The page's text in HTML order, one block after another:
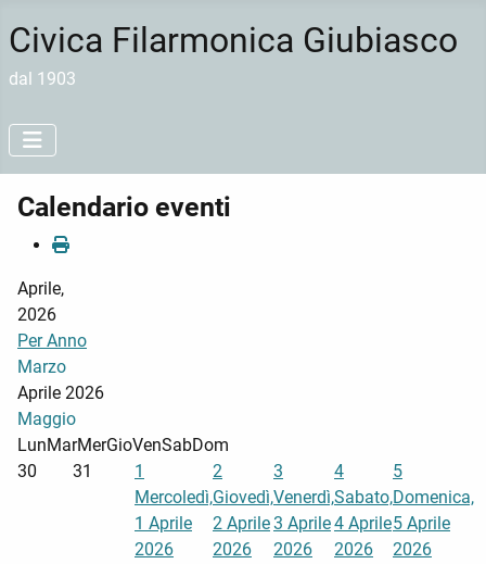
Civica Filarmonica Giubiasco
dal 1903
Calendario eventi
Aprile,
2026
Per Anno
Marzo
Aprile 2026
Maggio
LunMarMerGioVenSabDom
30
31
1
Mercoledì,
1 Aprile
2026
2
Giovedì,
2 Aprile
2026
3
Venerdì,
3 Aprile
2026
4
Sabato,
4 Aprile
2026
5
Domenica,
5 Aprile
2026